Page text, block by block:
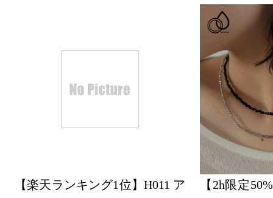
【楽天ランキング1位】H011 ア 【2h限定